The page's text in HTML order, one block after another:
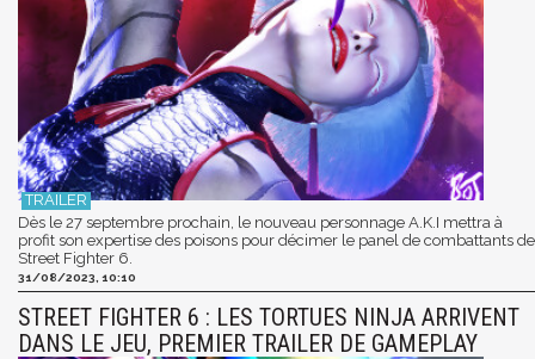
Dès le 27 septembre prochain, le nouveau personnage A.K.I mettra à
profit son expertise des poisons pour décimer le panel de combattants de
Street Fighter 6.
31/08/2023, 10:10
STREET FIGHTER 6 : LES TORTUES NINJA ARRIVENT
DANS LE JEU, PREMIER TRAILER DE GAMEPLAY